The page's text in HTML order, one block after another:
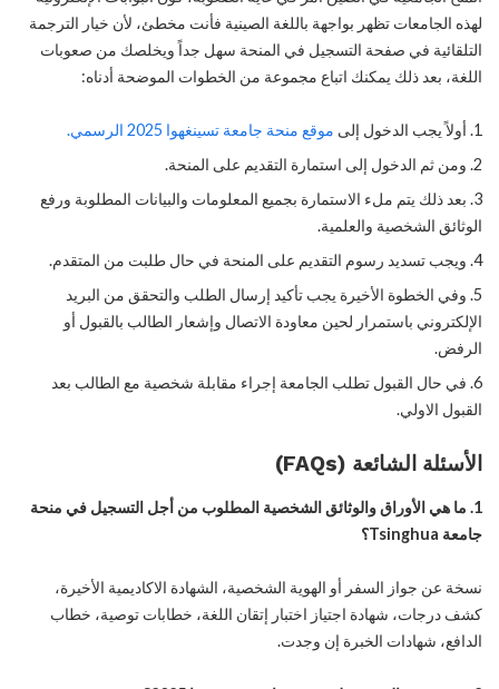
لهذه الجامعات تظهر بواجهة باللغة الصينية فأنت مخطئ، لأن خيار الترجمة
التلقائية في صفحة التسجيل في المنحة سهل جداً ويخلصك من صعوبات
اللغة، بعد ذلك يمكنك اتباع مجموعة من الخطوات الموضحة أدناه:
أولاً يجب الدخول إلى موقع منحة جامعة تسينغهوا 2025 الرسمي.
ومن ثم الدخول إلى استمارة التقديم على المنحة.
بعد ذلك يتم ملء الاستمارة بجميع المعلومات والبيانات المطلوبة ورفع
الوثائق الشخصية والعلمية.
ويجب تسديد رسوم التقديم على المنحة في حال طلبت من المتقدم.
وفي الخطوة الأخيرة يجب تأكيد إرسال الطلب والتحقق من البريد
الإلكتروني باستمرار لحين معاودة الاتصال وإشعار الطالب بالقبول أو
الرفض.
في حال القبول تطلب الجامعة إجراء مقابلة شخصية مع الطالب بعد
القبول الاولي.
الأسئلة الشائعة (FAQs)
1. ما هي الأوراق والوثائق الشخصية المطلوب من أجل التسجيل في منحة
جامعة Tsinghua؟
نسخة عن جواز السفر أو الهوية الشخصية، الشهادة الاكاديمية الأخيرة،
كشف درجات، شهادة اجتياز اختبار إتقان اللغة، خطابات توصية، خطاب
الدافع، شهادات الخبرة إن وجدت.